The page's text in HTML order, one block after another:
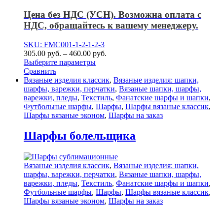
Цена без НДС (УСН). Возможна оплата с
НДС, обращайтесь к вашему менеджеру.
SKU: FMC001-1-2-1-2-3
305.00 руб. – 460.00 руб.
Выберите параметры
Сравнить
Вязаные изделия классик, Вязаные изделия: шапки,
шарфы, варежки, перчатки, Вязаные шапки, шарфы,
варежки, пледы, Текстиль, Фанатские шарфы и шапки,
Футбольные шарфы, Шарфы, Шарфы вязаные классик,
Шарфы вязаные эконом, Шарфы на заказ
Шарфы болельщика
Вязаные изделия классик, Вязаные изделия: шапки,
шарфы, варежки, перчатки, Вязаные шапки, шарфы,
варежки, пледы, Текстиль, Фанатские шарфы и шапки,
Футбольные шарфы, Шарфы, Шарфы вязаные классик,
Шарфы вязаные эконом, Шарфы на заказ